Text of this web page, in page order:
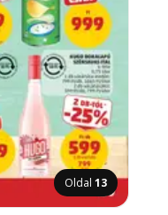
Oldal 13